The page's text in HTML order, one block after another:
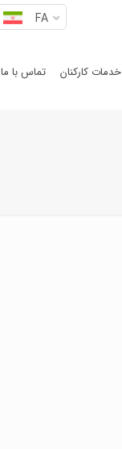
FA
خدمات کارکنان تماس با ما